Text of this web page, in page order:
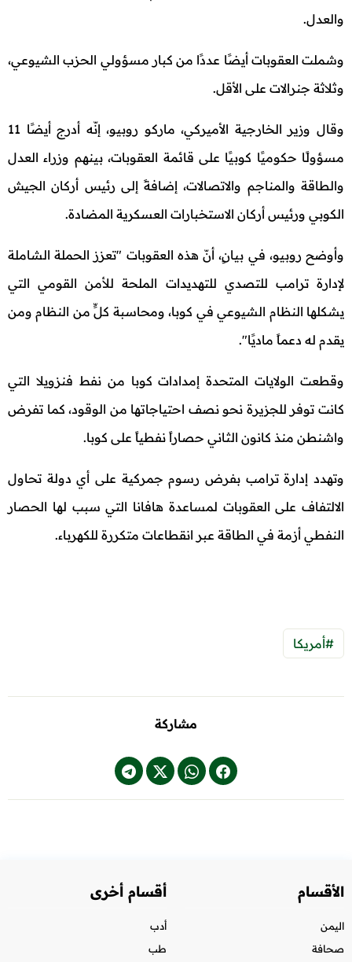
والعدل.
وشملت العقوبات أيضًا عددًا من كبار مسؤولي الحزب الشيوعي،
وثلاثة جنرالات على الأقل.
وقال وزير الخارجية الأميركي، ماركو روبيو، إنّه أدرج أيضًا 11
مسؤولًا حكوميًا كوبيًا على قائمة العقوبات، بينهم وزراء العدل
والطاقة والمناجم والاتصالات، إضافةً إلى رئيس أركان الجيش
الكوبي ورئيس أركان الاستخبارات العسكرية المضادة.
وأوضح روبيو، في بيانٍ، أنّ هذه العقوبات "تعزز الحملة الشاملة
لإدارة ترامب للتصدي للتهديدات الملحة للأمن القومي التي
يشكلها النظام الشيوعي في كوبا، ومحاسبة كلٍّ من النظام ومن
يقدم له دعماً ماديًا".
وقطعت الولايات المتحدة إمدادات كوبا من نفط فنزويلا التي
كانت توفر للجزيرة نحو نصف احتياجاتها من الوقود، كما تفرض
واشنطن منذ كانون الثاني حصاراً نفطياً على كوبا.
وتهدد إدارة ترامب بفرض رسوم جمركية على أي دولة تحاول
الالتفاف على العقوبات لمساعدة هافانا التي سبب لها الحصار
النفطي أزمة في الطاقة عبر انقطاعات متكررة للكهرباء.
#أمريكا
مشاركة
الأقسام
اليمن
صحافة
أقسام أخرى
أدب
طب